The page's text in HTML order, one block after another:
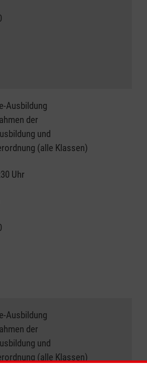
Ausbildung
der
und
(alle Klassen)
Uhr
Ausbildung
der
und
(alle Klassen)